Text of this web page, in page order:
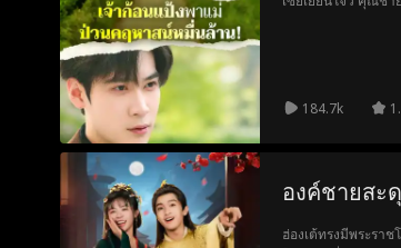
184.7k
องค์ชายสะ
ฮ่องเต้ทรงมีพระรา